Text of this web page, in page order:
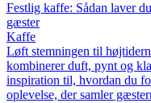
Festlig kaffe: Sådan laver
gæster
Kaffe
Løft stemningen til
kombinerer duft, pynt og
inspiration til, hvordan du
oplevelse, der samler